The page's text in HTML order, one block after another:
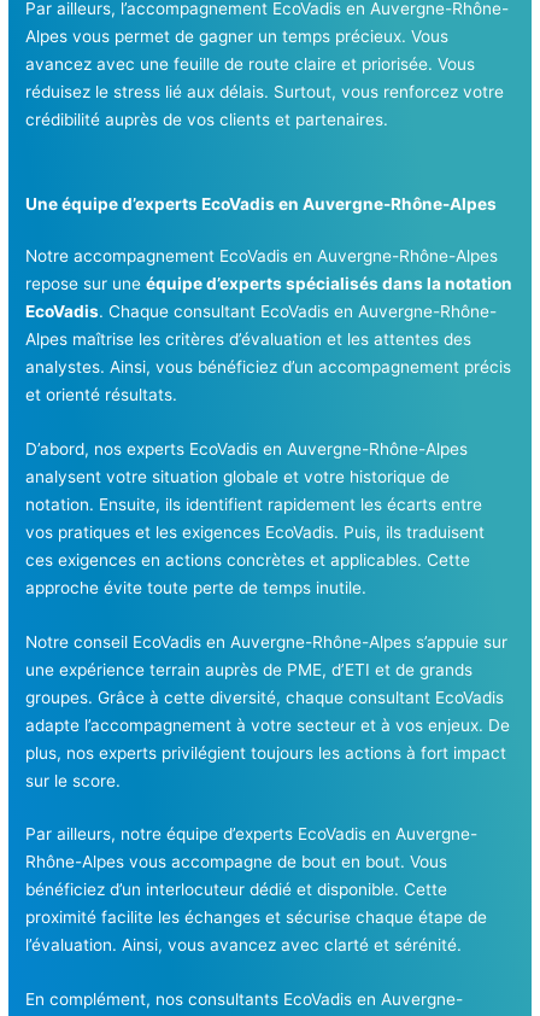
Par ailleurs, l’accompagnement EcoVadis en Auvergne-Rhône-
Alpes vous permet de gagner un temps précieux. Vous
avancez avec une feuille de route claire et priorisée. Vous
réduisez le stress lié aux délais. Surtout, vous renforcez votre
crédibilité auprès de vos clients et partenaires.
Une équipe d’experts EcoVadis en Auvergne-Rhône-Alpes
Notre accompagnement EcoVadis en Auvergne-Rhône-Alpes
repose sur uneéquipe d’experts spécialisés dans la notation
EcoVadis. Chaque consultant EcoVadis en Auvergne-Rhône-
Alpes maîtrise les critères d’évaluation et les attentes des
analystes. Ainsi, vous bénéficiez d’un accompagnement précis
et orienté résultats.
D’abord, nos experts EcoVadis en Auvergne-Rhône-Alpes
analysent votre situation globale et votre historique de
notation. Ensuite, ils identifient rapidement les écarts entre
vos pratiques et les exigences EcoVadis. Puis, ils traduisent
ces exigences en actions concrètes et applicables. Cette
approche évite toute perte de temps inutile.
Notre conseil EcoVadis en Auvergne-Rhône-Alpes s’appuie sur
une expérience terrain auprès de PME, d’ETI et de grands
groupes. Grâce à cette diversité, chaque consultant EcoVadis
adapte l’accompagnement à votre secteur et à vos enjeux. De
plus, nos experts privilégient toujours les actions à fort impact
sur le score.
Par ailleurs, notre équipe d’experts EcoVadis en Auvergne-
Rhône-Alpes vous accompagne de bout en bout. Vous
bénéficiez d’un interlocuteur dédié et disponible. Cette
proximité facilite les échanges et sécurise chaque étape de
l’évaluation. Ainsi, vous avancez avec clarté et sérénité.
En complément, nos consultants EcoVadis en Auvergne-